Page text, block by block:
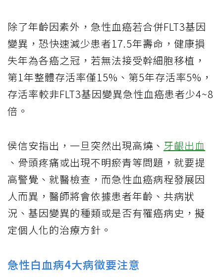
除了年齡因素外，急性血癌若合併FLT3基因
變異，恐快速減少患者17.5年壽命，健康損
失年為各癌之冠，若無法接受幹細胞移植，
第1年整體存活率僅15%、第5年存活率5%，
存活率較非FLT3基因變異急性血癌患者少4~8
倍。
侯信安指出，一旦突然出現高燒、 牙齦出血
、骨頭疼痛或出現不明瘀青等問題，就要提
高警覺、就醫檢查，而急性血癌病程發展因
人而異，醫師將會依據患者年齡、共病狀
況、基因變異的種類或是否有罹癌病史，擬
定個人化的治療方針。
急性白血病4大病徵要注意